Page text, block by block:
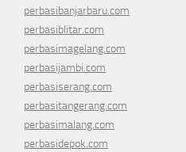
perbasibanjarbaru.com
perbasiblitar.com
perbasimagelang.com
perbasijambi.com
perbasiserang.com
perbasitangerang.com
perbasimalang.com
perbasidepok.com